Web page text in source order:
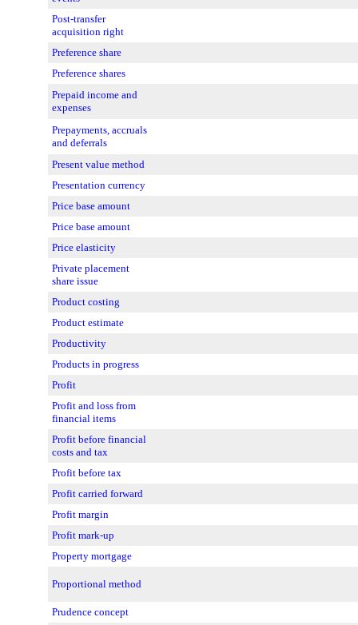
Post-transfer
acquisition right
Preference share
Preference shares
Prepaid income and
expenses
Prepayments, accruals
and deferrals
Present value method
Presentation currency
Price base amount
Price base amount
Price elasticity
Private placement
share issue
Product costing
Product estimate
Productivity
Products in progress
Profit
Profit and loss from
financial items
Profit before financial
costs and tax
Profit before tax
Profit carried forward
Profit margin
Profit mark-up
Property mortgage
Proportional method
Prudence concept